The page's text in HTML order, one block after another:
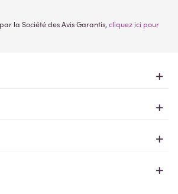
la Société des Avis Garantis, cliquez ici pour